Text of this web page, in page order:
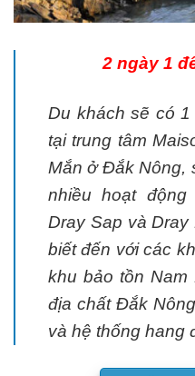
2 ngày 1
Du khách sẽ có
tại trung tâm
Mắn ở Đắk Nông,
nhiều hoạt
Dray Sap và
biết đến với các
khu bảo tồn Nam
địa chất Đắk
và hệ thống hang